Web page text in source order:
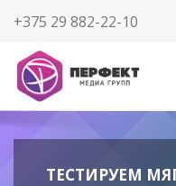
+375 29 882-22-10
ТЕСТИРУЕМ